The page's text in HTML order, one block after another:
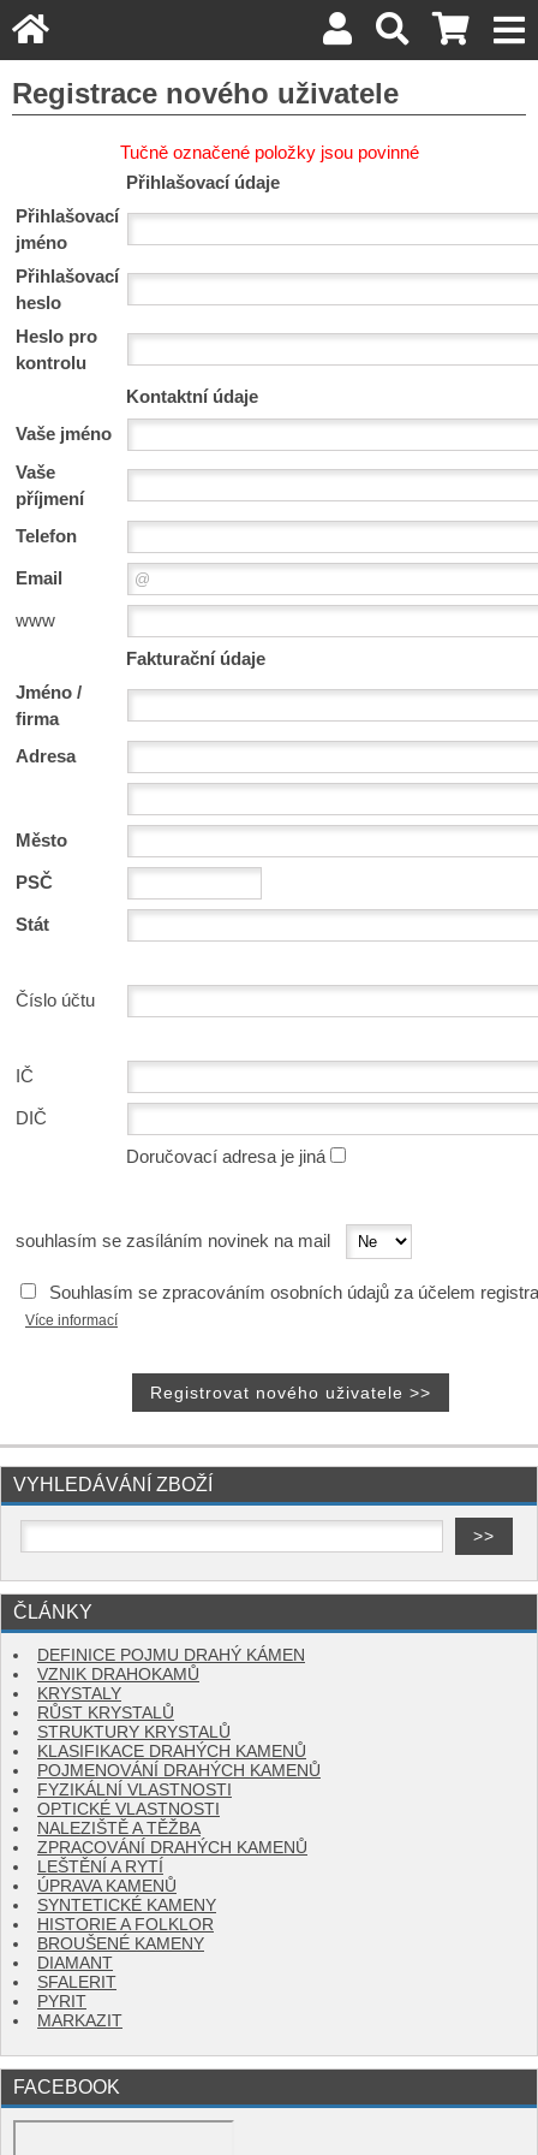
Registrace nového uživatele
Tučně označené položky jsou povinné
Přihlašovací údaje
Přihlašovací
jméno
Přihlašovací
heslo
Heslo pro
kontrolu
Kontaktní údaje
Vaše jméno
Vaše
příjmení
Telefon
Email
www
Fakturační údaje
Jméno /
firma
Adresa
Město
PSČ
Stát
Číslo účtu
IČ
DIČ
Doručovací adresa je jiná
souhlasím se zasíláním novinek na mail
Souhlasím se zpracováním osobních údajů za účelem
Více informací
VYHLEDÁVÁNÍ ZBOŽÍ
ČLÁNKY
DEFINICE POJMU DRAHÝ KÁMEN
VZNIK DRAHOKAMŮ
KRYSTALY
RŮST KRYSTALŮ
STRUKTURY KRYSTALŮ
KLASIFIKACE DRAHÝCH KAMENŮ
POJMENOVÁNÍ DRAHÝCH KAMENŮ
FYZIKÁLNÍ VLASTNOSTI
OPTICKÉ VLASTNOSTI
NALEZIŠTĚ A TĚŽBA
ZPRACOVÁNÍ DRAHÝCH KAMENŮ
LEŠTĚNÍ A RYTÍ
ÚPRAVA KAMENŮ
SYNTETICKÉ KAMENY
HISTORIE A FOLKLOR
BROUŠENÉ KAMENY
DIAMANT
SFALERIT
PYRIT
MARKAZIT
FACEBOOK